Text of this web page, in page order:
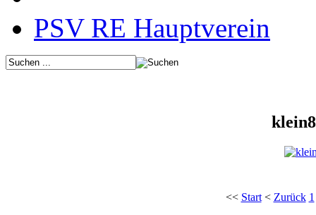
PSV RE Hauptverein
<< Start< Zurück 1